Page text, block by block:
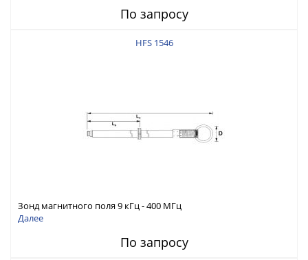
По запросу
HFS 1546
Зонд магнитного поля 9 кГц - 400 МГц
Далее
По запросу